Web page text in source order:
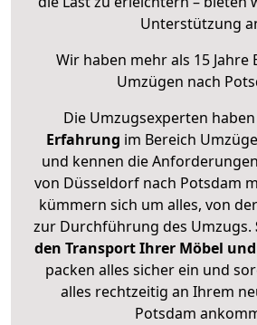
Unterstützung
Wir haben mehr als 15
Umzügen nach
Die Umzugsexperten haben
Erfahrung im Bereich
und kennen die
von Düsseldorf nach Potsdam
kümmern sich um alles, von
zur Durchführung des Umzugs.
den Transport Ihrer Möbel
packen alles sicher ein und
alles rechtzeitig an Ihrem
Potsdam